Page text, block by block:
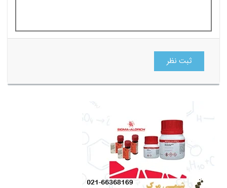
ثبت نظر